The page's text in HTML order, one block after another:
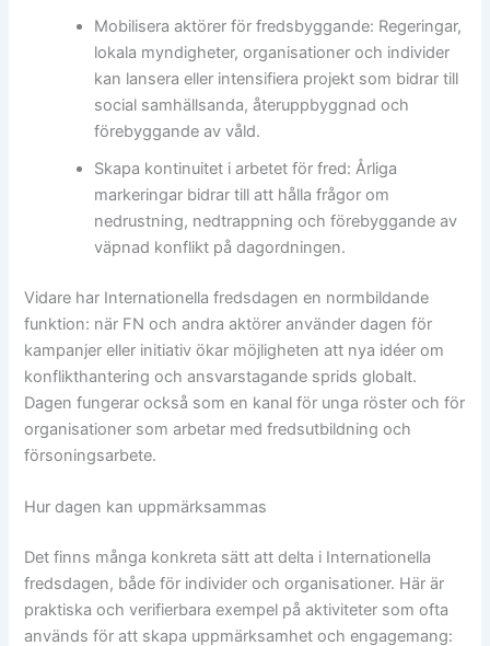
Mobilisera aktörer för fredsbyggande: Regeringar,
lokala myndigheter, organisationer och individer
kan lansera eller intensifiera projekt som bidrar till
social samhällsanda, återuppbyggnad och
förebyggande av våld.
Skapa kontinuitet i arbetet för fred: Årliga
markeringar bidrar till att hålla frågor om
nedrustning, nedtrappning och förebyggande av
väpnad konflikt på dagordningen.
Vidare har Internationella fredsdagen en normbildande
funktion: när FN och andra aktörer använder dagen för
kampanjer eller initiativ ökar möjligheten att nya idéer om
konflikthantering och ansvarstagande sprids globalt.
Dagen fungerar också som en kanal för unga röster och för
organisationer som arbetar med fredsutbildning och
försoningsarbete.
Hur dagen kan uppmärksammas
Det finns många konkreta sätt att delta i Internationella
fredsdagen, både för individer och organisationer. Här är
praktiska och verifierbara exempel på aktiviteter som ofta
används för att skapa uppmärksamhet och engagemang: